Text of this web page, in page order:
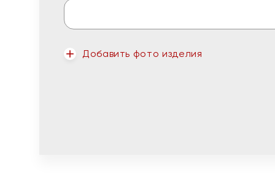
Добавить фото изделия